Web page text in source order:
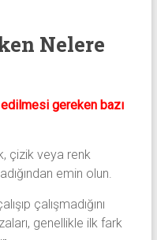
Nelere
gereken bazı
çizik veya renk
emin olun.
çalışmadığını
genellikle ilk fark